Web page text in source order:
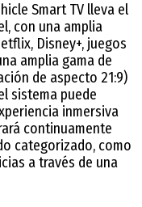
Smart TV lleva el
con una amplia
Disney+, juegos
amplia gama de
de aspecto 21:9)
sistema puede
inmersiva
continuamente
categorizado, como
a través de una